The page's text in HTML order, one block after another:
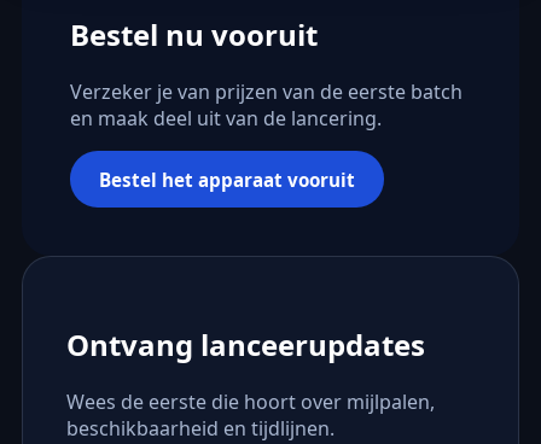
Bestel nu vooruit
Verzeker je van prijzen van de eerste batch
en maak deel uit van de lancering.
Bestel het apparaat vooruit
Ontvang lanceerupdates
Wees de eerste die hoort over mijlpalen,
beschikbaarheid en tijdlijnen.